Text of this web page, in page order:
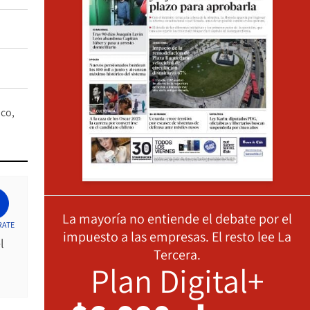
La mayoría no entiende el debate por el
impuesto a las empresas. El resto lee La
Tercera.
Plan Digital+